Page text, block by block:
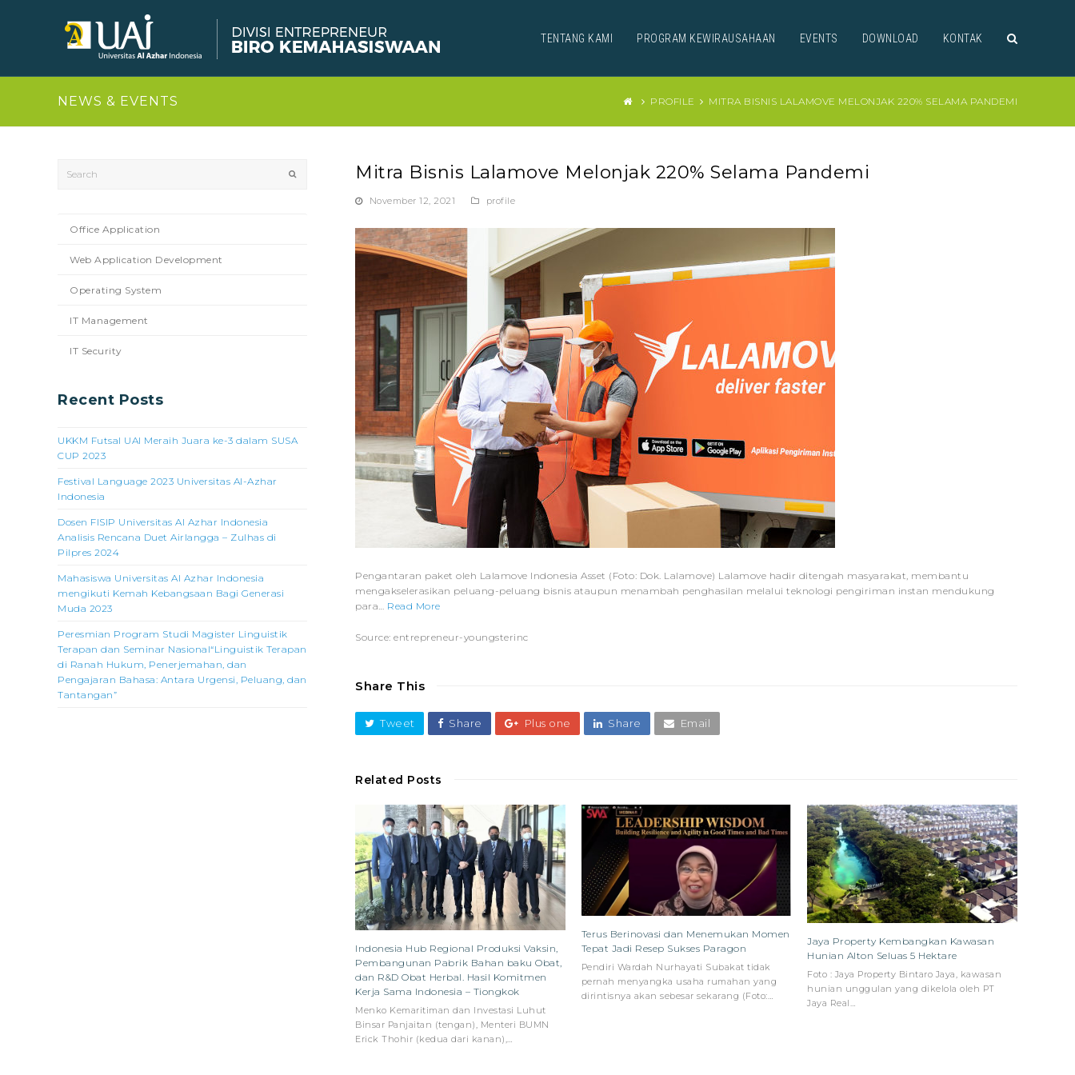
TENTANG KAMI PROGRAM KEWIRAUSAHAAN EVENTS DOWNLOAD KONTAK
NEWS & EVENTS PROFILE MITRA BISNIS LALAMOVE MELONJAK 220% SELAMA PANDEMI
Mitra Bisnis Lalamove Melonjak 220% Selama Pandemi
November 12, 2021 profile
Pengantaran paket oleh Lalamove Indonesia Asset (Foto: Dok. Lalamove) Lalamove hadir ditengah masyarakat, membantu
mengakselerasikan peluang-peluang bisnis ataupun menambah penghasilan melalui teknologi pengiriman instan mendukung
para… Read More
Source: entrepreneur-youngsterinc
Share This
Tweet Share Plus one Share Email
Related Posts
Indonesia Hub Regional Produksi Vaksin,
Pembangunan Pabrik Bahan baku Obat,
dan R&D Obat Herbal. Hasil Komitmen
Kerja Sama Indonesia – Tiongkok
Menko Kemaritiman dan Investasi Luhut
Binsar Panjaitan (tengan), Menteri BUMN
Erick Thohir (kedua dari kanan),…
Terus Berinovasi dan Menemukan Momen
Tepat Jadi Resep Sukses Paragon
Pendiri Wardah Nurhayati Subakat tidak
pernah menyangka usaha rumahan yang
dirintisnya akan sebesar sekarang (Foto:…
Jaya Property Kembangkan Kawasan
Hunian Alton Seluas 5 Hektare
Foto : Jaya Property Bintaro Jaya, kawasan
hunian unggulan yang dikelola oleh PT
Jaya Real…
Office Application
Web Application Development
Operating System
IT Management
IT Security
Recent Posts
UKKM Futsal UAI Meraih Juara ke-3 dalam SUSA
CUP 2023
Festival Language 2023 Universitas Al-Azhar
Indonesia
Dosen FISIP Universitas Al Azhar Indonesia
Analisis Rencana Duet Airlangga – Zulhas di
Pilpres 2024
Mahasiswa Universitas Al Azhar Indonesia
mengikuti Kemah Kebangsaan Bagi Generasi
Muda 2023
Peresmian Program Studi Magister Linguistik
Terapan dan Seminar Nasional“Linguistik Terapan
di Ranah Hukum, Penerjemahan, dan
Pengajaran Bahasa: Antara Urgensi, Peluang, dan
Tantangan”